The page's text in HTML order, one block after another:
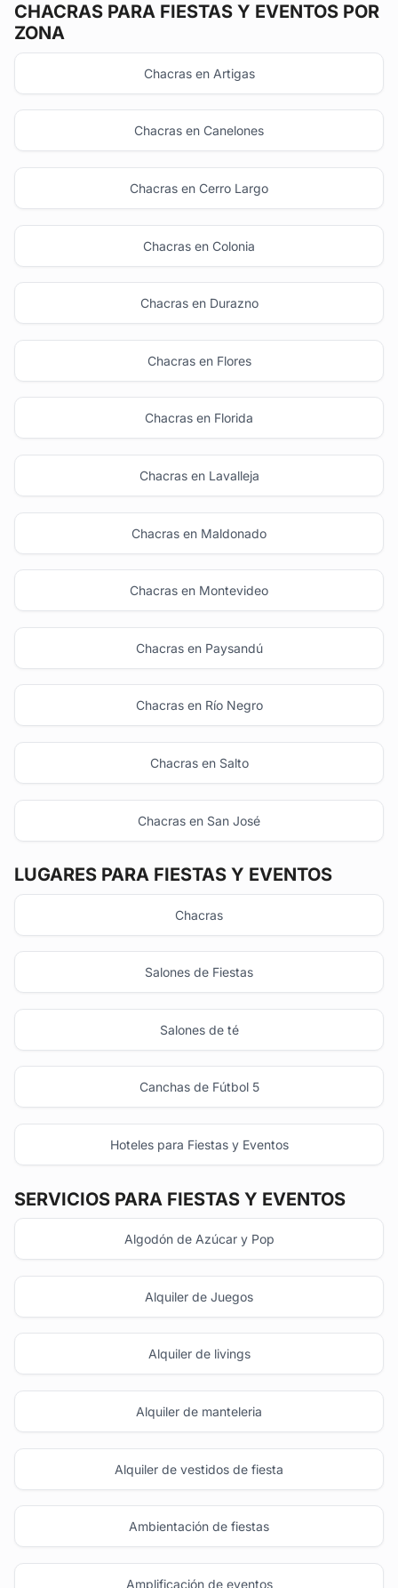
CHACRAS PARA FIESTAS Y EVENTOS POR
ZONA
Chacras en Artigas
Chacras en Canelones
Chacras en Cerro Largo
Chacras en Colonia
Chacras en Durazno
Chacras en Flores
Chacras en Florida
Chacras en Lavalleja
Chacras en Maldonado
Chacras en Montevideo
Chacras en Paysandú
Chacras en Río Negro
Chacras en Salto
Chacras en San José
LUGARES PARA FIESTAS Y EVENTOS
Chacras
Salones de Fiestas
Salones de té
Canchas de Fútbol 5
Hoteles para Fiestas y Eventos
SERVICIOS PARA FIESTAS Y EVENTOS
Algodón de Azúcar y Pop
Alquiler de Juegos
Alquiler de livings
Alquiler de manteleria
Alquiler de vestidos de fiesta
Ambientación de fiestas
Amplificación de eventos